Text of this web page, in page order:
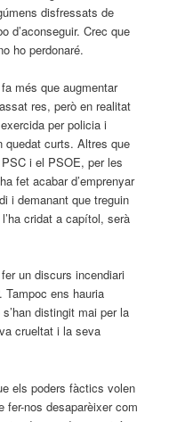
disfressats de
d’aconseguir. Crec que
ho perdonaré.
més que augmentar
res, però en realitat
per policia i
quedat curts. Altres que
i el PSOE, per les
fet acabar d’emprenyar
i demanant que treguin
cridat a capítol, serà
un discurs incendiari
Tampoc ens hauria
distingit mai per la
crueltat i la seva
els poders fàctics volen
fer-nos desaparèixer com